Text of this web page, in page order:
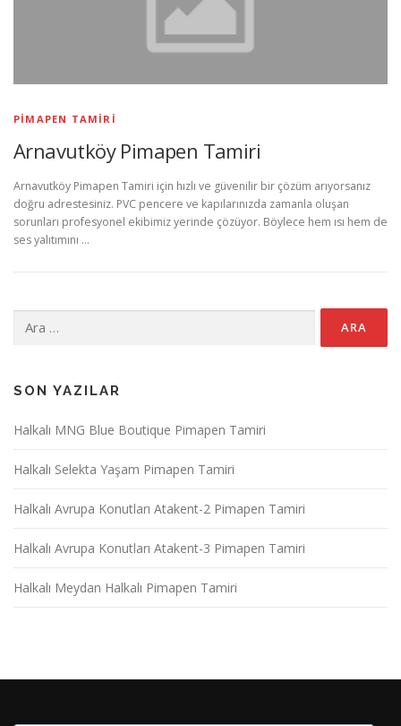
PIMAPEN TAMIRI
Arnavutköy Pimapen Tamiri
Arnavutköy Pimapen Tamiri için hızlı ve güvenilir bir çözüm arıyorsanız
doğru adrestesiniz. PVC pencere ve kapılarınızda zamanla oluşan
sorunları profesyonel ekibimiz yerinde çözüyor. Böylece hem ısı hem de
ses yalıtımını …
SON YAZILAR
Halkalı MNG Blue Boutique Pimapen Tamiri
Halkalı Selekta Yaşam Pimapen Tamiri
Halkalı Avrupa Konutları Atakent-2 Pimapen Tamiri
Halkalı Avrupa Konutları Atakent-3 Pimapen Tamiri
Halkalı Meydan Halkalı Pimapen Tamiri